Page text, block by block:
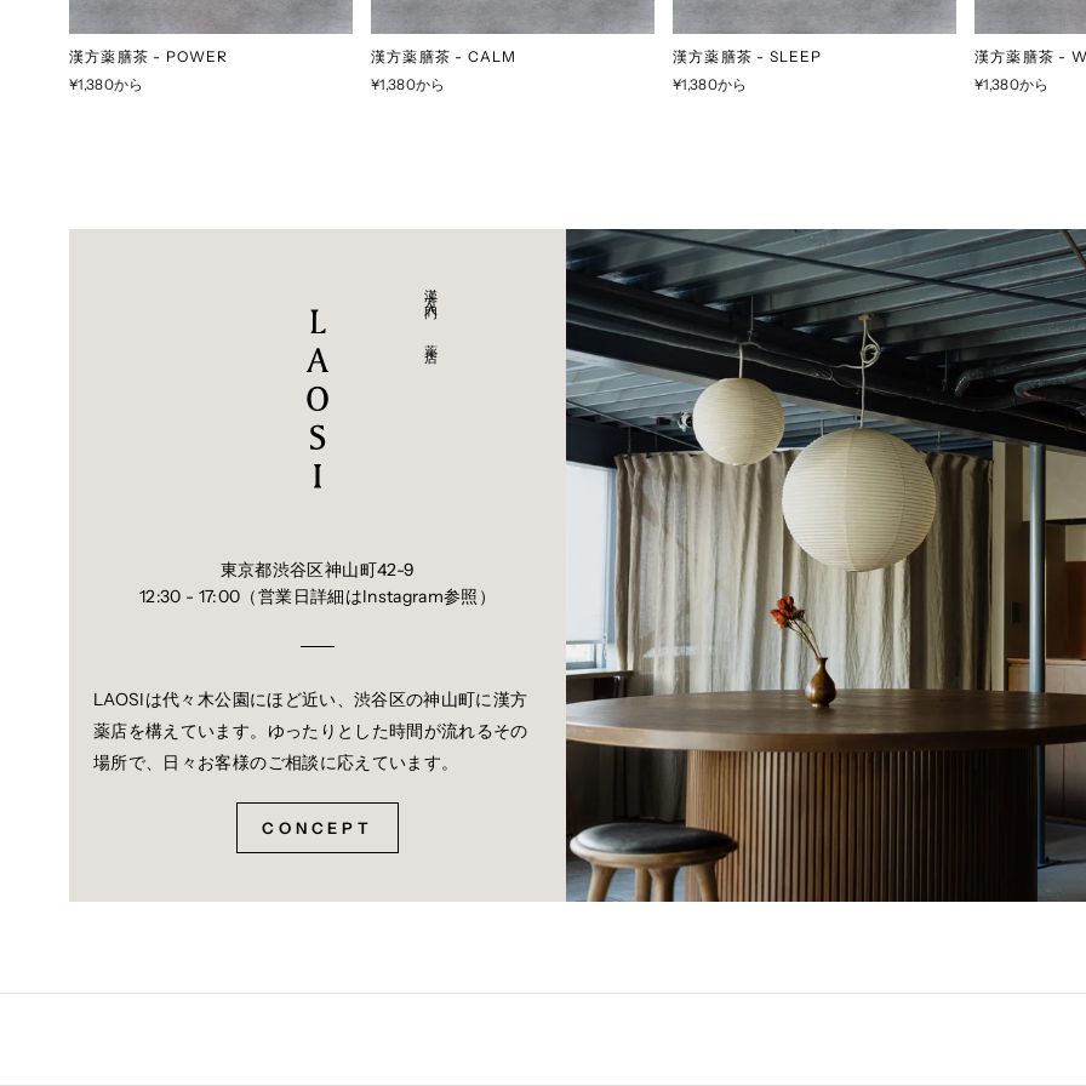
漢方薬膳茶 - POWER
¥1,380から
漢方薬膳茶 - CALM
¥1,380から
漢方薬膳茶 - SLEEP
¥1,380から
漢方薬膳茶 -
¥1,380から
漢方入門 - 薬店
東京都渋谷区神山町42-9
12:30 - 17:00（営業日詳細はInstagram参照）
LAOSIは代々木公園にほど近い、渋谷区の神山町に漢方
薬店を構えています。ゆったりとした時間が流れるその
場所で、日々お客様のご相談に応えています。
CONCEPT